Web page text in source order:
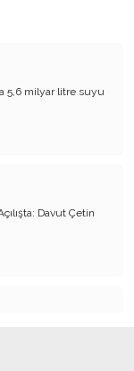
Yapsa
5,6 milyar litre suyu
Davut Çetin